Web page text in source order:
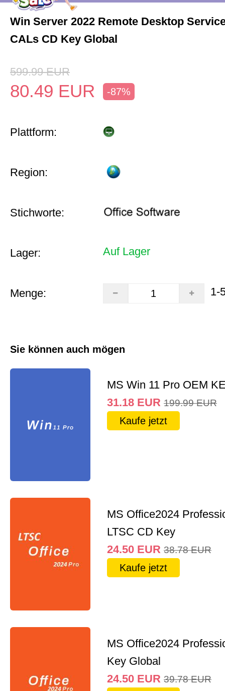
Win Server 2022 Remote Desktop
CALs CD Key Global
599.99 EUR
80.49 EUR -87%
Plattform:
Region:
Stichworte:
Lager: Auf Lager
Menge: 1-
Sie können auch mögen
MS Win 11 Pro OEM
31.18 EUR 199.99 EUR
Kaufe jetzt
MS Office2024
LTSC CD Key
24.50 EUR 38.78 EUR
Kaufe jetzt
MS Office2024
Key Global
24.50 EUR 39.78 EUR